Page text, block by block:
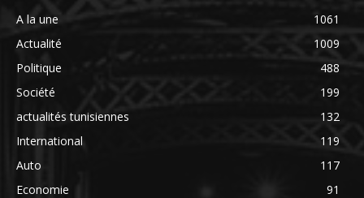
A la une
1061
Actualité
1009
Politique
488
Société
199
actualités tunisiennes
132
International
119
Auto
117
Economie
91